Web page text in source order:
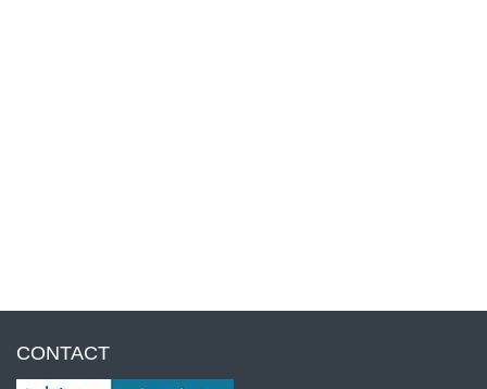
CONTACT